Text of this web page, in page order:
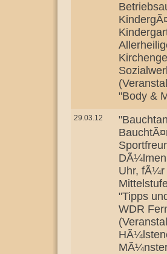
"Body &
29.03.12
Uhr, fÃ¼r
"Tipps
WDR